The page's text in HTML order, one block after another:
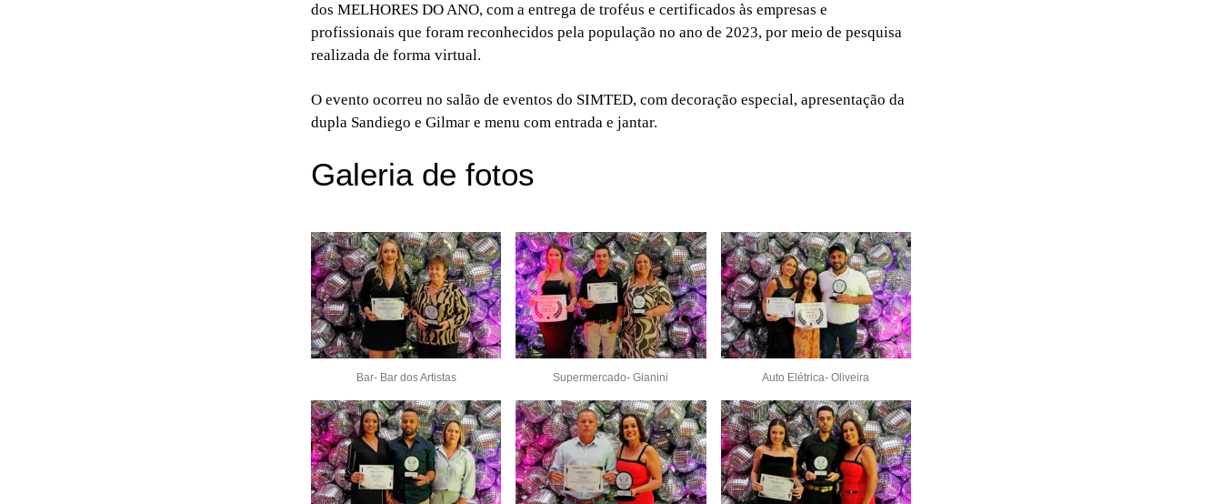
dos MELHORES DO ANO, com a entrega de troféus e certificados às empresas e
profissionais que foram reconhecidos pela população no ano de 2023, por meio de pesquisa
realizada de forma virtual.
O evento ocorreu no salão de eventos do SIMTED, com decoração especial, apresentação da
dupla Sandiego e Gilmar e menu com entrada e jantar.
Galeria de fotos
Bar- Bar dos Artistas Supermercado- Gianini Auto Elétrica- Oliveira